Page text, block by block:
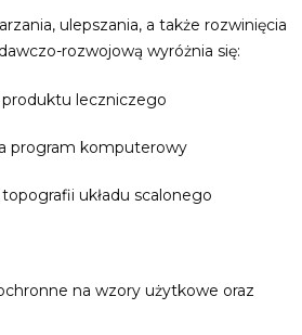
ulepszania, a także rozwinięcia
rozwojową wyróżnia się:
leczniczego
program komputerowy
układu scalonego
na wzory użytkowe oraz